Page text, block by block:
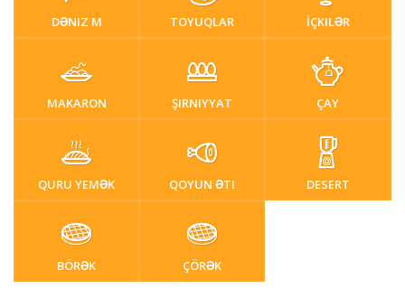
DƏNIZ M TOYUQLAR İÇKILƏR
MAKARON ŞIRNIYYAT ÇAY
QURU YEMƏK QOYUN ƏTI DESERT
BÖRƏK ÇÖRƏK